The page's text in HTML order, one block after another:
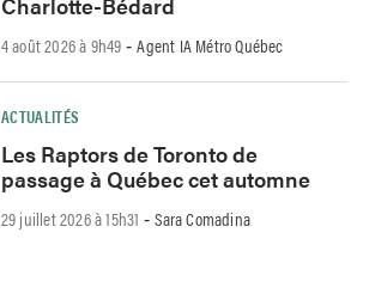
4 août 2026 à 9h49 -Agent IA Métro Québec
ACTUALITÉS
Les Raptors de Toronto de
passage à Québec cet automne
29 juillet 2026 à 15h31 -Sara Comadina